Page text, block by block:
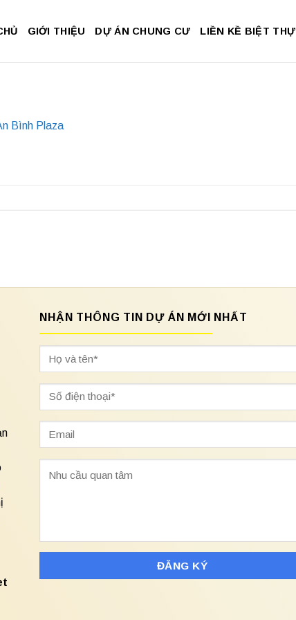
GIỚI THIỆU DỰ ÁN CHUNG CƯ LIỀN KỀ BIỆT THỰ
Bình Plaza
NHẬN THÔNG TIN DỰ ÁN MỚI NHẤT